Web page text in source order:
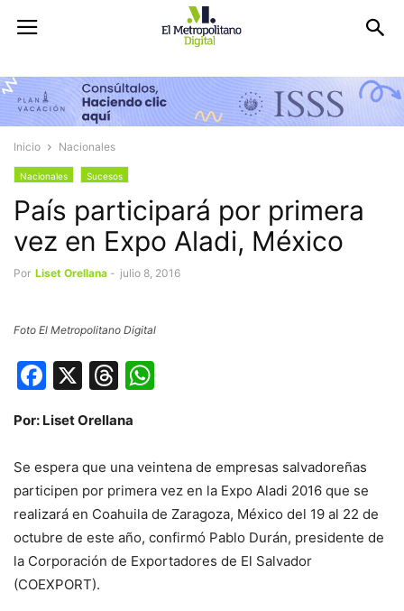
Inicio Nacionales
Nacionales Sucesos
País participará por primera
vez en Expo Aladi, México
Por Liset Orellana - julio 8, 2016
Foto El Metropolitano Digital
Facebook
X Threads
Por: Liset Orellana
Se espera que una veintena de empresas salvadoreñas
participen por primera vez en la Expo Aladi 2016 que se
realizará en Coahuila de Zaragoza, México del 19 al 22 de
octubre de este año, confirmó Pablo Durán, presidente de
la Corporación de Exportadores de El Salvador
(COEXPORT).